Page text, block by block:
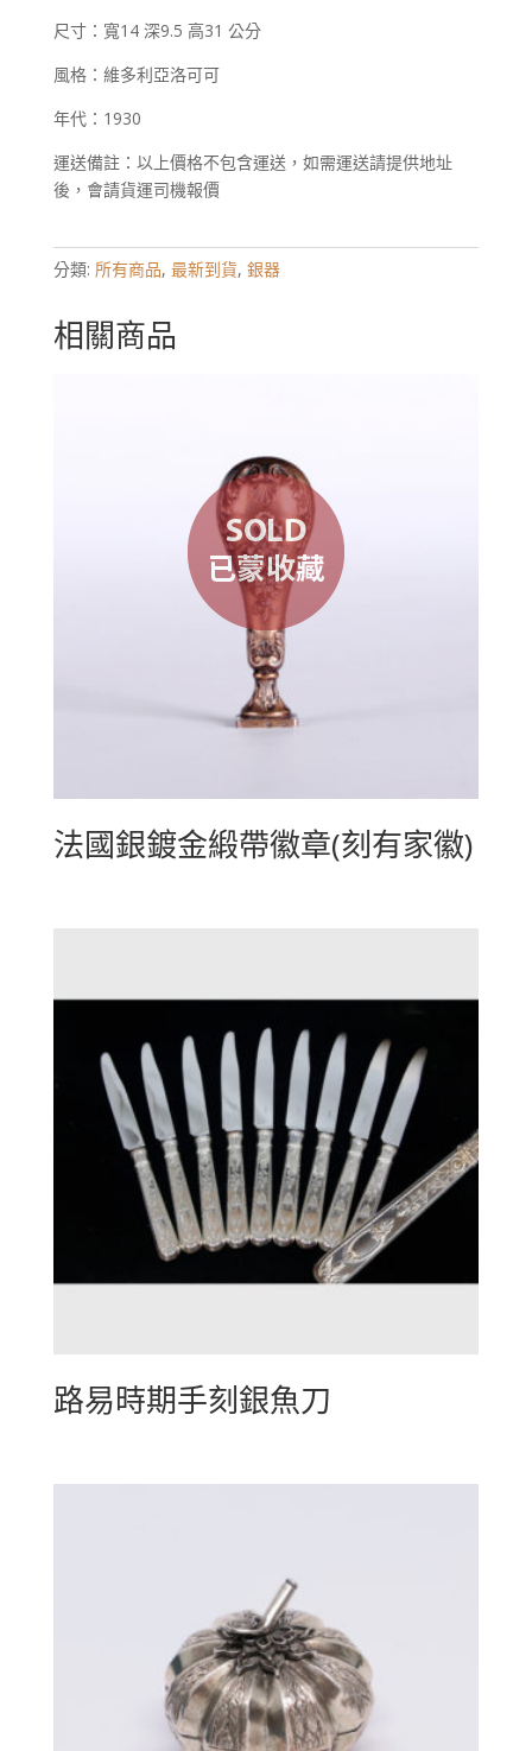
尺寸：寬14 深9.5 高31 公分
風格：維多利亞洛可可
年代：1930
運送備註：以上價格不包含運送，如需運送請提供地址
後，會請貨運司機報價
分類: 所有商品, 最新到貨, 銀器
相關商品
法國銀鍍金緞帶徽章(刻有家徽)
路易時期手刻銀魚刀